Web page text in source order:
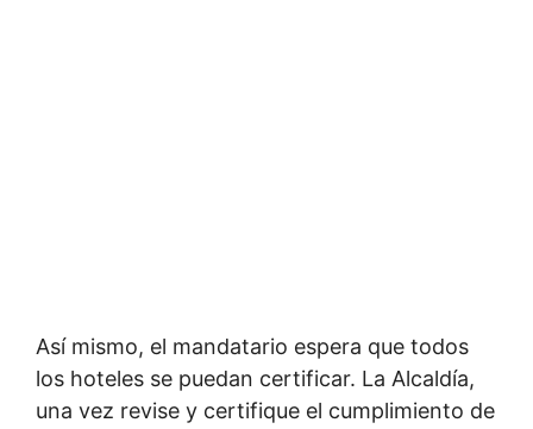
Así mismo, el mandatario espera que todos
los hoteles se puedan certificar. La Alcaldía,
una vez revise y certifique el cumplimiento de